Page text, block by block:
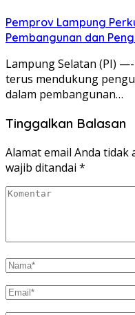
Pemprov Lampung
Pembangunan dan
Lampung Selatan (PI)
terus mendukung
dalam pembangunan…
Tinggalkan Balasan
Alamat email Anda tidak
wajib ditandai *